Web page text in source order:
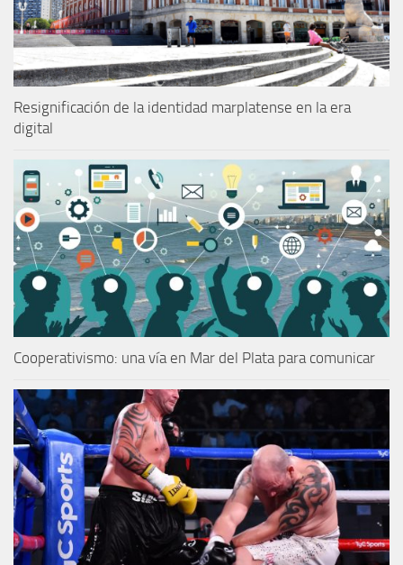
Resignificación de la identidad marplatense en la era
digital
Cooperativismo: una vía en Mar del Plata para comunicar